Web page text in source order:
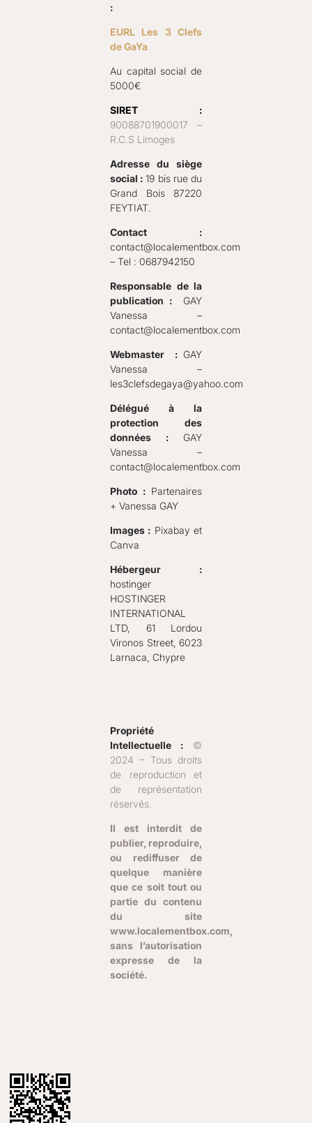
:
EURL Les 3 Clefs
de GaYa
Au capital social de
5000€
SIRET :
90088701900017 –
R.C.S Limoges
Adresse du siège
social : 19 bis rue du
Grand Bois 87220
FEYTIAT.
Contact :
contact@localementbox.com
– Tel : 0687942150
Responsable de la
publication :
GAY
Vanessa –
contact@localementbox.com
Webmaster :GAY
Vanessa –
les3clefsdegaya@yahoo.com
Délégué à la
protection des
données : GAY
Vanessa –
contact@localementbox.com
Photo :Partenaires
+ Vanessa GAY
Images : Pixabay et
Canva
Hébergeur :
hostinger
HOSTINGER
INTERNATIONAL
LTD, 61 Lordou
Vironos Street, 6023
Larnaca, Chypre
Propriété
Intellectuelle : ©
2024 – Tous droits
de reproduction et
de représentation
réservés.
Il est interdit de
publier, reproduire,
ou rediffuser de
quelque manière
que ce soit tout ou
partie du contenu
du site
www.localementbox.com,
sans l’autorisation
expresse de la
société.